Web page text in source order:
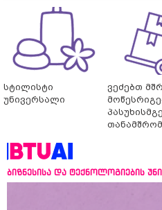
სტილისტი
უნივერსალი
ვეძებთ
ბიზნესისა და ტექნოლოგიების